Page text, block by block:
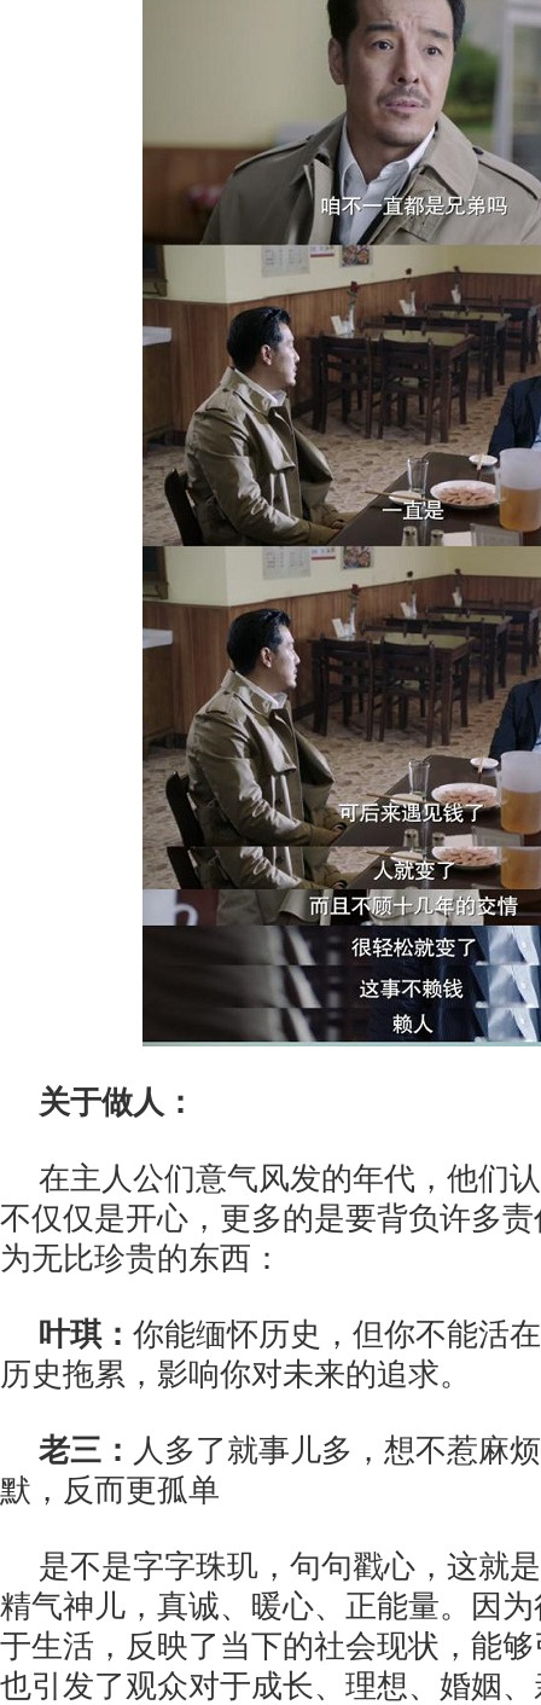
关于做人：
在主人公们意气风发的年代，他们
不仅仅是开心，更多的是要背负许多
为无比珍贵的东西：
叶琪： 你能缅怀历史，但你不能活
历史拖累，影响你对未来的追求。
老三： 人多了就事儿多，想不惹麻
默，反而更孤单
是不是字字珠玑，句句戳心，这就
精气神儿，真诚、暖心、正能量。因
于生活，反映了当下的社会现状，能
也引发了观众对于成长、理想、婚姻